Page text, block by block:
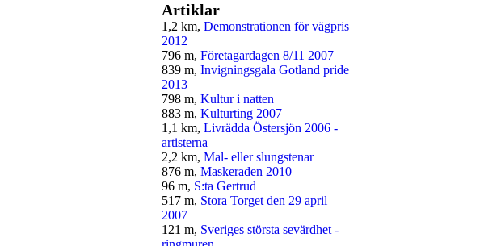
Artiklar
1,2 km, Demonstrationen för vägpris
2012
796 m, Företagardagen 8/11 2007
839 m, Invigningsgala Gotland pride
2013
798 m, Kultur i natten
883 m, Kulturting 2007
1,1 km, Livrädda Östersjön 2006 -
artisterna
2,2 km, Mal- eller slungstenar
876 m, Maskeraden 2010
96 m, S:ta Gertrud
517 m, Stora Torget den 29 april
2007
121 m, Sveriges största sevärdhet -